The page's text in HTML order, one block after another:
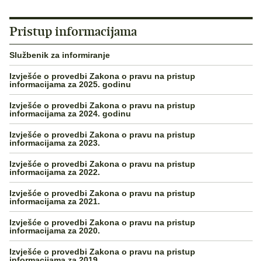
Pristup informacijama
Službenik za informiranje
Izvješće o provedbi Zakona o pravu na pristup
informacijama za 2025. godinu
Izvješće o provedbi Zakona o pravu na pristup
informacijama za 2024. godinu
Izvješće o provedbi Zakona o pravu na pristup
informacijama za 2023.
Izvješće o provedbi Zakona o pravu na pristup
informacijama za 2022.
Izvješće o provedbi Zakona o pravu na pristup
informacijama za 2021.
Izvješće o provedbi Zakona o pravu na pristup
informacijama za 2020.
Izvješće o provedbi Zakona o pravu na pristup